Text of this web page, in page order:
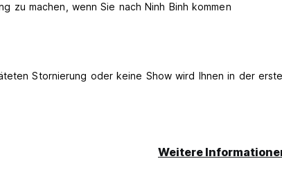
zu machen, wenn Sie nach Ninh Binh kommen
Stornierung oder keine Show wird Ihnen in der
Weitere